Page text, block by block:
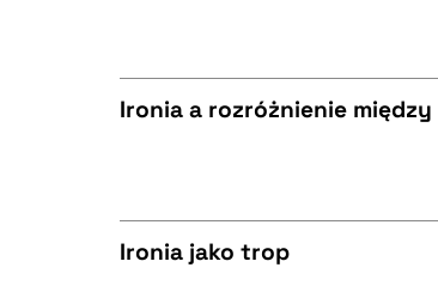
Ironia a rozróżnienie
Ironia jako trop